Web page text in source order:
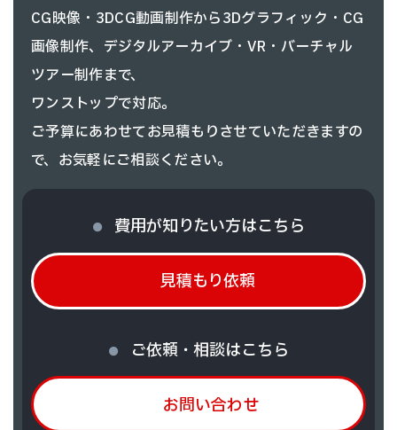
CG映像・3DCG動画制作から3Dグラフィック・CG
画像制作、 デジタルアーカイブ・VR・バーチャル
ツアー制作まで、
ワンストップで対応。
ご予算にあわせてお見積もりさせていただきますの
で、お気軽にご相談ください。
費用が知りたい方はこちら
見積もり依頼
ご依頼・相談はこちら
お問い合わせ